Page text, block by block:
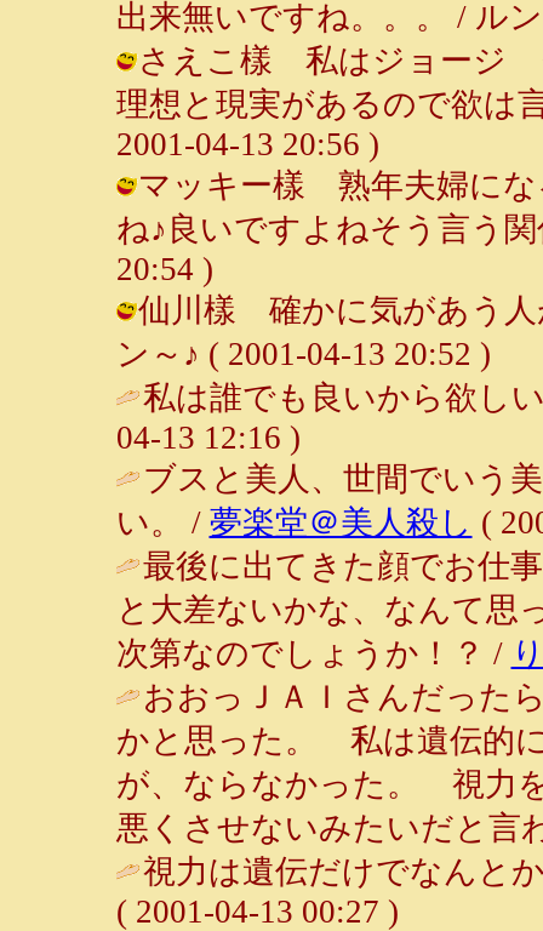
出来無いですね。。。 / ル
さえこ樣 私はジョージ
理想と現実があるので欲は
2001-04-13 20:56 )
マッキー樣 熟年夫婦にな
ね♪良いですよねそう言う
20:54 )
仙川樣 確かに気があう人
ン～♪ ( 2001-04-13 20:52 )
私は誰でも良いから欲し
04-13 12:16 )
ブスと美人、世間でいう
い。 / 夢楽堂＠美人殺し (
最後に出てきた顔でお仕
と大差ないかな、なんて思
次第なのでしょうか！？ /
おおっＪＡＩさんだった
かと思った。 私は遺伝的
が、ならなかった。 視力
悪くさせないみたいだと言
視力は遺伝だけでなんと
( 2001-04-13 00:27 )